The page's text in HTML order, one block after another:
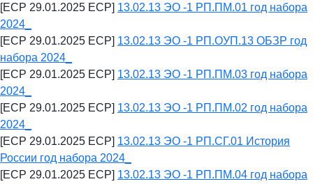
[ECP 29.01.2025 ECP] 13.02.13 ЭО -1 РП.ПМ.01 год набора
2024_
[ECP 29.01.2025 ECP] 13.02.13 ЭО -1 РП.ОУП.13 ОБЗР год
набора 2024_
[ECP 29.01.2025 ECP] 13.02.13 ЭО -1 РП.ПМ.03 год набора
2024_
[ECP 29.01.2025 ECP] 13.02.13 ЭО -1 РП.ПМ.02 год набора
2024_
[ECP 29.01.2025 ECP] 13.02.13 ЭО -1 РП.СГ.01 История
России год набора 2024_
[ECP 29.01.2025 ECP] 13.02.13 ЭО -1 РП.ПМ.04 год набора